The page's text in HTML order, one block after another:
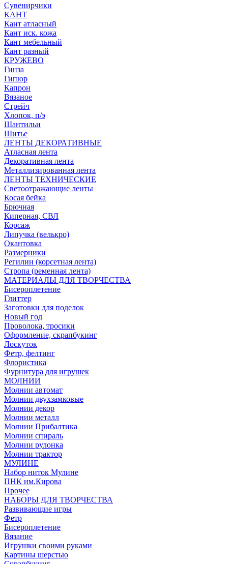
Сувенирчики
КАНТ
Кант атласный
Кант иск. кожа
Кант мебельный
Кант разный
КРУЖЕВО
Гинза
Гипюр
Капрон
Вязаное
Стрейч
Хлопок, п/э
Шантильи
Шитье
ЛЕНТЫ ДЕКОРАТИВНЫЕ
Атласная лента
Декоративная лента
Металлизированная лента
ЛЕНТЫ ТЕХНИЧЕСКИЕ
Светоотражающие ленты
Косая бейка
Брючная
Киперная, СВЛ
Корсаж
Липучка (велькро)
Окантовка
Размерники
Регилин (корсетная лента)
Стропа (ременная лента)
МАТЕРИАЛЫ ДЛЯ ТВОРЧЕСТВА
Бисероплетение
Глиттер
Заготовки для поделок
Новый год
Проволока, тросики
Оформление, скрапбукинг
Лоскуток
Фетр, фелтинг
Флористика
Фурнитура для игрушек
МОЛНИИ
Молнии автомат
Молнии двухзамковые
Молнии декор
Молнии металл
Молнии Прибалтика
Молнии спираль
Молнии рулонка
Молнии трактор
МУЛИНЕ
Набор ниток Мулине
ПНК им.Кирова
Прочее
НАБОРЫ ДЛЯ ТВОРЧЕСТВА
Развивающие игры
Фетр
Бисероплетение
Вязание
Игрушки своими руками
Картины шерстью